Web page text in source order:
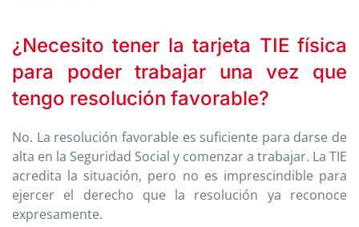
¿Necesito tener la tarjeta TIE física
para poder trabajar una vez que
tengo resolución favorable?
No. La resolución favorable es suficiente para darse de
alta en la Seguridad Social y comenzar a trabajar. La TIE
acredita la situación, pero no es imprescindible para
ejercer el derecho que la resolución ya reconoce
expresamente.